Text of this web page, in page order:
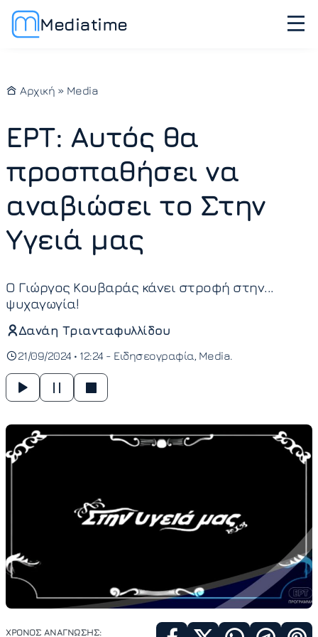
Mediatime
Αρχική » Media
ΕΡΤ: Αυτός θα
προσπαθήσει να
αναβιώσει το Στην
Υγειά μας
Ο Γιώργος Κουβαράς κάνει στροφή στην...
ψυχαγωγία!
Δανάη Τριανταφυλλίδου
21/09/2024 • 12:24 - Ειδησεογραφία Media
ΧΡΟΝΟΣ ΑΝΑΓΝΩΣΗΣ: